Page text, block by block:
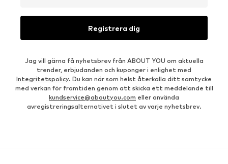
Registrera dig
Jag vill gärna få nyhetsbrev från ABOUT YOU om aktuella
trender, erbjudanden och kuponger i enlighet med
Integritetspolicy. Du kan när som helst återkalla ditt samtycke
med verkan för framtiden genom att skicka ett meddelande till
kundservice@aboutyou.com eller använda
avregistreringsalternativet i slutet av varje nyhetsbrev.